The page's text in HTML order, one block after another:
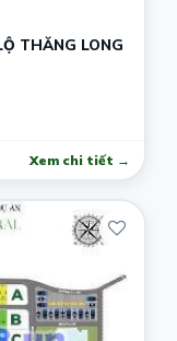
THĂNG LONG
Xem chi tiết →